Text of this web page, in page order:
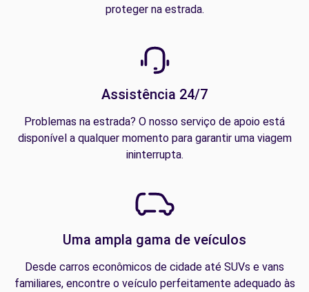
proteger na estrada.
Assistência 24/7
Problemas na estrada? O nosso serviço de apoio está
disponível a qualquer momento para garantir uma viagem
ininterrupta.
Uma ampla gama de veículos
Desde carros econômicos de cidade até SUVs e vans
familiares, encontre o veículo perfeitamente adequado às